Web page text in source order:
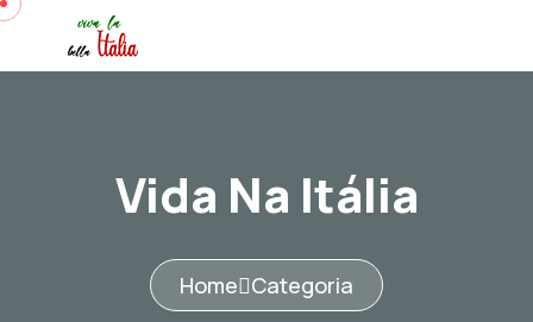
Vida Na Itália
Home Categoria